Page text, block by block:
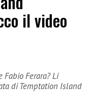
il video
Ferara? Li
di Temptation Island